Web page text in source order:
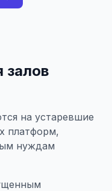
на устаревшие
платформ,
нуждам